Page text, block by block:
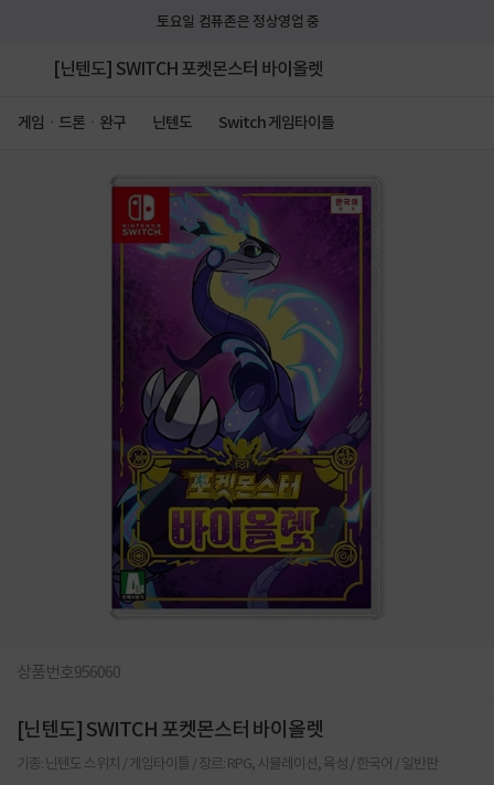
토요일 컴퓨존은 정상영업 중
[닌텐도] SWITCH 포켓몬스터 바이올렛
게임ㆍ드론ㆍ완구 닌텐도 Switch 게임타이틀
상품번호956060
[닌텐도] SWITCH 포켓몬스터 바이올렛
기종: 닌텐도 스위치 / 게임타이틀 / 장르: RPG, 시뮬레이션, 육성 / 한국어 / 일반판